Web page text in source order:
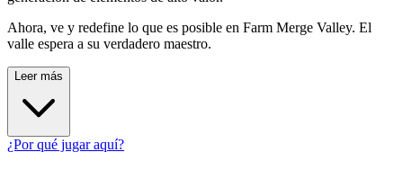
Ahora, ve y redefine lo que es posible en Farm Merge Valley. El
valle espera a su verdadero maestro.
Leer más
¿Por qué jugar aquí?